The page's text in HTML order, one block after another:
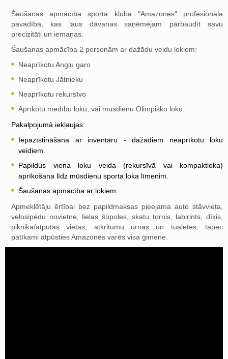
Šaušanas apmācība sporta kluba "Amazones" profesionāļa
pavadībā, kas ļaus dāvanas saņēmējam pārbaudīt savu
precizitāti un iemaņas.
Šaušanas apmācība 2 personām ar dažādu veidu lokiem:
Neaprīkotu Angļu garo
Neaprīkotu Jātnieku
Neaprīkotu rekursīvo
Aprīkotu medību loku, vai mūsdienu Olimpisko loku.
Pakalpojumā iekļaujas:
Iepazīstināšana ar inventāru - dažādiem neaprīkotu loku
veidiem.
Papildus viena loku veida (rekursīvā vai kompaktloka)
aprīkošana līdz mūsdienu sporta loka līmenim.
Šaušanas apmācība ar lokiem.
Apmeklētāju ērtībai bez papildmaksas pieejama auto stāvvieta,
velosipēdu novietne, lielas šūpoles, skatu tornis, labirints, dīķis,
piknika/atpūtas vietas, atkritumu urnas un tualetes, tāpēc
patīkami atpūsties Amazonēs varēs visa ģimene.